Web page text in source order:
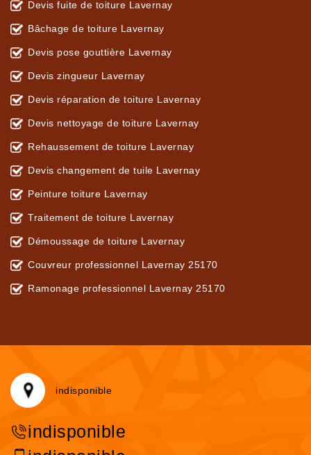
Devis fuite de toiture Lavernay
Bâchage de toiture Lavernay
Devis pose gouttière Lavernay
Devis zingueur Lavernay
Devis réparation de toiture Lavernay
Devis nettoyage de toiture Lavernay
Rehaussement de toiture Lavernay
Devis changement de tuile Lavernay
Peinture toiture Lavernay
Traitement de toiture Lavernay
Démoussage de toiture Lavernay
Couvreur professionnel Lavernay 25170
Ramonage professionnel Lavernay 25170
indisponible
indisponible